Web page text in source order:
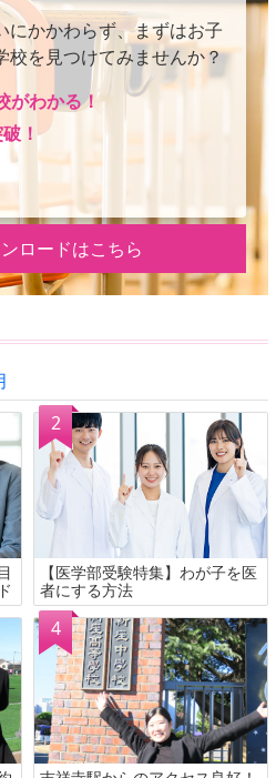
にかかわらず、まずはお子
校を見つけてみませんか？
がわかる！
！
ロードはこちら
【医学部受験特集】わが子を医
者にする方法